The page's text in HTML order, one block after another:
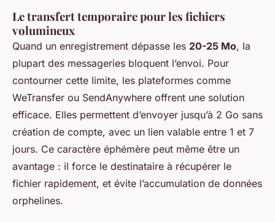
Le transfert temporaire pour les fichiers
volumineux
Quand un enregistrement dépasse les 20-25 Mo, la
plupart des messageries bloquent l’envoi. Pour
contourner cette limite, les plateformes comme
WeTransfer ou SendAnywhere offrent une solution
efficace. Elles permettent d’envoyer jusqu’à 2 Go sans
création de compte, avec un lien valable entre 1 et 7
jours. Ce caractère éphémère peut même être un
avantage : il force le destinataire à récupérer le
fichier rapidement, et évite l’accumulation de données
orphelines.